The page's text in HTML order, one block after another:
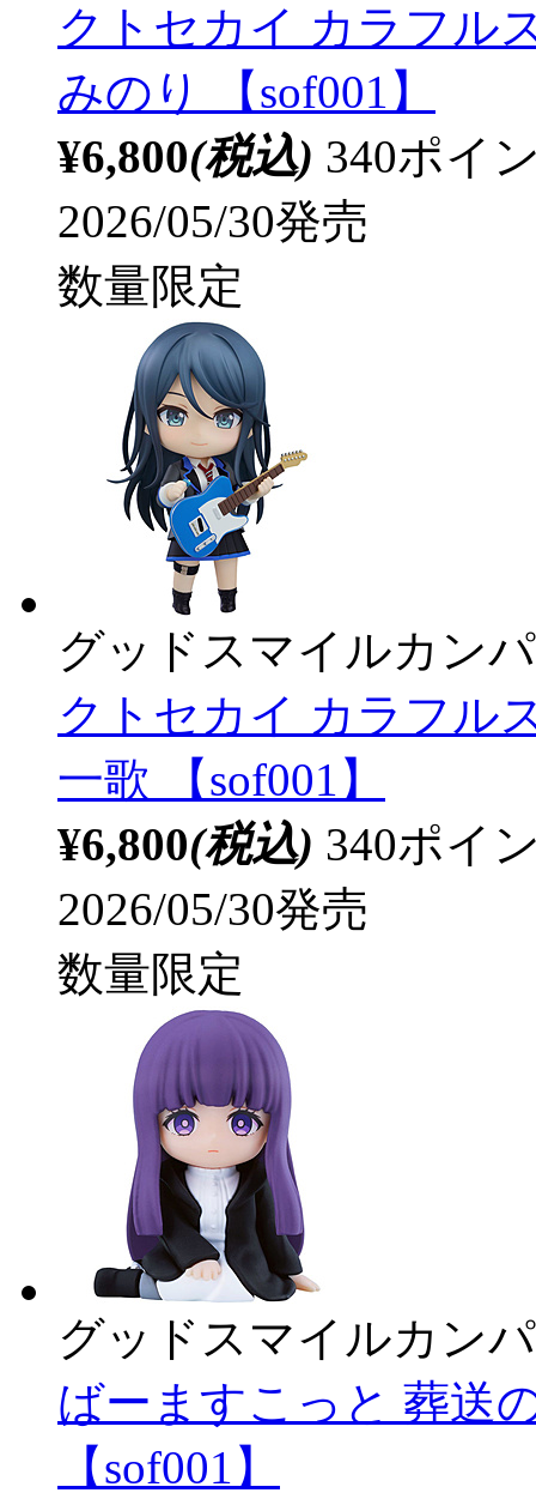
クトセカイ カラフル
みのり 【sof001】
¥6,800(税込) 340ポイ
2026/05/30発売
数量限定
グッドスマイルカン
クトセカイ カラフル
一歌 【sof001】
¥6,800(税込) 340ポイ
2026/05/30発売
数量限定
グッドスマイルカン
ばーますこっと 葬送
【sof001】